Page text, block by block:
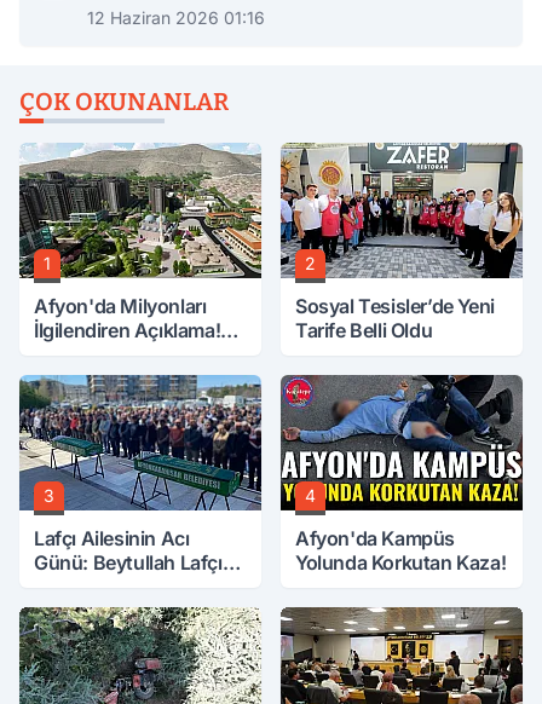
12 Haziran 2026 01:16
ÇOK OKUNANLAR
1
Afyon'da Milyonları
İlgilendiren Açıklama!
2
Sosyal Tesisler’de Yeni
Tarife Belli Oldu
3
Lafçı Ailesinin Acı
Günü: Beytullah Lafçı
4
Afyon'da Kampüs
Yolunda Korkutan Kaza!